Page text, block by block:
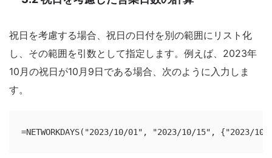
祝日を考慮する場合、祝日の日付を別の範囲にリスト化
し、その範囲を引数として指定します。例えば、2023年
10月の祝日が10月9日である場合、次のように入力しま
す。
=NETWORKDAYS("2023/10/01", "2023/10/15", {"2023/